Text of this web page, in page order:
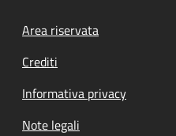
Footer menu
Area riservata
Crediti
Informativa privacy
Note legali